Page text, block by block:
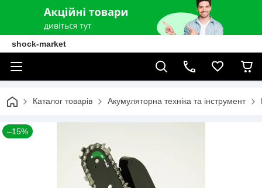
shock-market
Каталог товарів Акумуляторна техніка та інструмент
–15%